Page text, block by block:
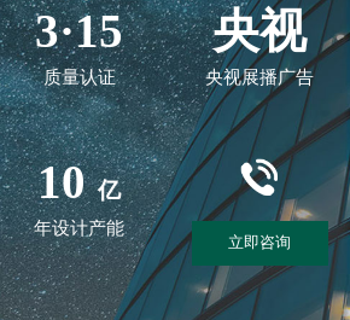
3·15
质量认证
央视
央视展播广告
10 亿
年设计产能
立即咨询